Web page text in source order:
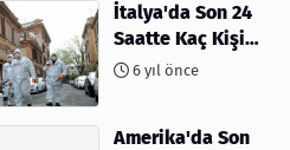
İtalya'da Son 24
Saatte Kaç Kişi
Öldü6 yıl önce
Amerika'da Son